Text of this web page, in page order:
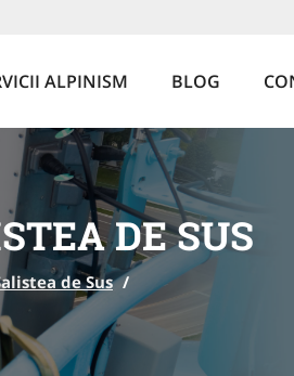
ALPINISM BLOG
DE SUS
de Sus /